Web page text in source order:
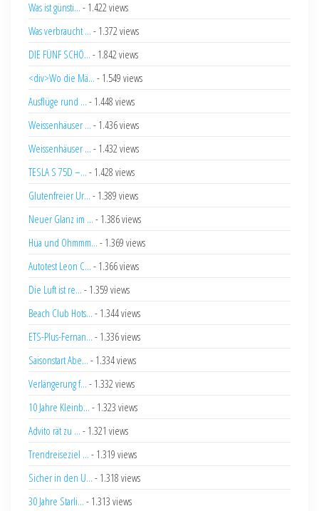
Was ist günsti... - 1.422 views
Was verbraucht ... - 1.372 views
DIE FÜNF SCHÖ... - 1.842 views
<div>Wo die Mä... - 1.549 views
Ausflüge rund ... - 1.448 views
Weissenhäuser ... - 1.436 views
Weissenhäuser ... - 1.432 views
TESLA S 75D –... - 1.428 views
Glutenfreier Ur... - 1.389 views
Neuer Glanz im ... - 1.386 views
Hüa und Ohmmm... - 1.369 views
Autotest Leon C... - 1.366 views
Die Luft ist re... - 1.359 views
Beach Club Hots... - 1.344 views
ETS-Plus-Fernan... - 1.336 views
Saisonstart Abe... - 1.334 views
Verlängerung f... - 1.332 views
10 Jahre Kleinb... - 1.323 views
Advito rät zu ... - 1.321 views
Trendreiseziel ... - 1.319 views
Sicher in den U... - 1.318 views
30 Jahre Starli... - 1.313 views